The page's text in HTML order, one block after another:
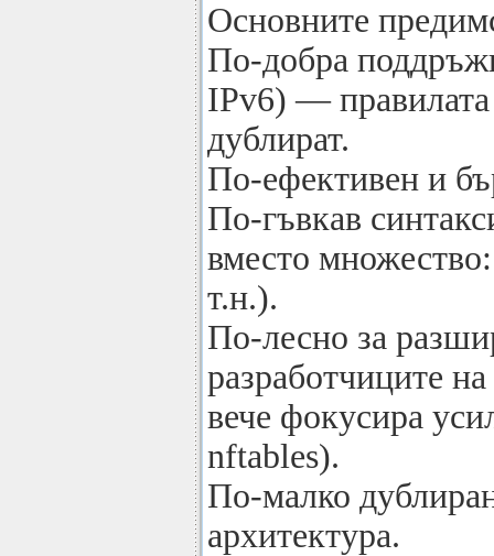
Основните
По-добра
IPv6) — правилата
дублират.
По-ефективен и
По-гъвкав
вместо
т.н.).
По-лесно за
разработчиците
вече фокусира
nftables).
По-малко
архитектура.